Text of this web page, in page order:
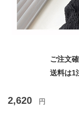
ご注文
送料は1
2,620 円